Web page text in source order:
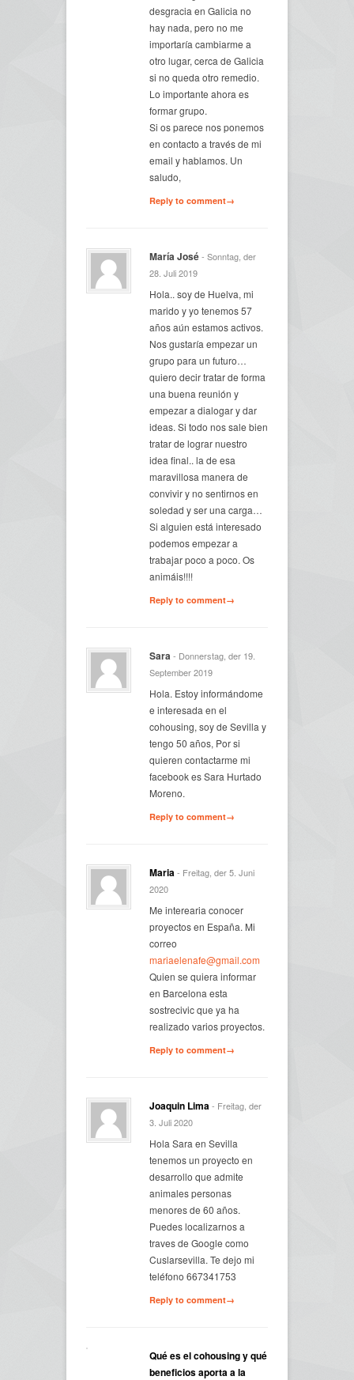
desgracia en Galicia no
hay nada, pero no me
importaría cambiarme a
otro lugar, cerca de Galicia
si no queda otro remedio.
Lo importante ahora es
formar grupo.
Si os parece nos ponemos
en contacto a través de mi
email y hablamos. Un
saludo,
Reply to comment→
María José- Sonntag, der
28. Juli 2019
Hola.. soy de Huelva, mi
marido y yo tenemos 57
años aún estamos activos.
Nos gustaría empezar un
grupo para un futuro…
quiero decir tratar de forma
una buena reunión y
empezar a dialogar y dar
ideas. Si todo nos sale bien
tratar de lograr nuestro
idea final.. la de esa
maravillosa manera de
convivir y no sentirnos en
soledad y ser una carga…
Si alguien está interesado
podemos empezar a
trabajar poco a poco. Os
animáis!!!!
Reply to comment→
Sara- Donnerstag, der 19.
September 2019
Hola. Estoy informándome
e interesada en el
cohousing, soy de Sevilla y
tengo 50 años, Por si
quieren contactarme mi
facebook es Sara Hurtado
Moreno.
Reply to comment→
Maria- Freitag, der 5. Juni
2020
Me interearia conocer
proyectos en España. Mi
correo
mariaelenafe@gmail.com
Quien se quiera informar
en Barcelona esta
sostrecivic que ya ha
realizado varios proyectos.
Reply to comment→
Joaquin Lima- Freitag, der
3. Juli 2020
Hola Sara en Sevilla
tenemos un proyecto en
desarrollo que admite
animales personas
menores de 60 años.
Puedes localizarnos a
traves de Google como
Cuslarsevilla. Te dejo mi
teléfono 667341753
Reply to comment→
Qué es el cohousing y qué
beneficios aporta a la